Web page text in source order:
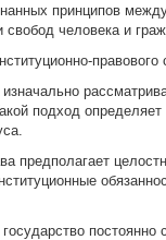
принципов
человека и
правового
подход
предполагает